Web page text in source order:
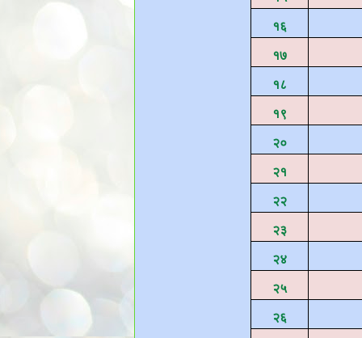
१६
१७
१८
१९
२०
२१
२२
२३
२४
२५
२६